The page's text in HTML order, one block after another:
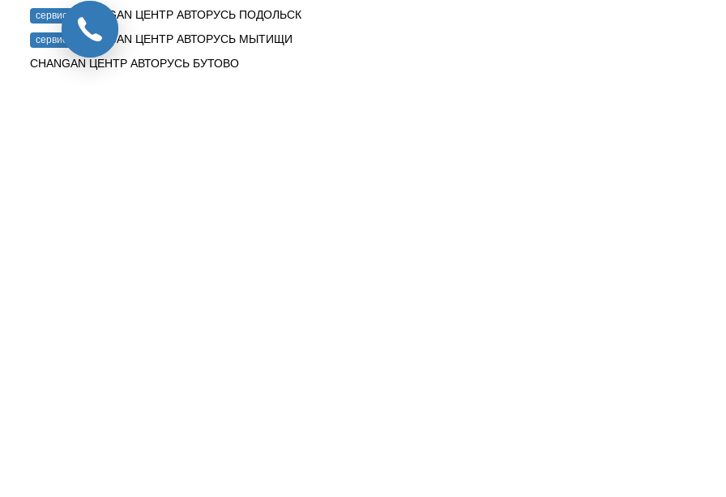
сервис CHANGAN ЦЕНТР АВТОРУСЬ ПОДОЛЬСК
сервис
CHANGAN ЦЕНТР АВТОРУСЬ МЫТИЩИ
CHANGAN ЦЕНТР АВТОРУСЬ БУТОВО